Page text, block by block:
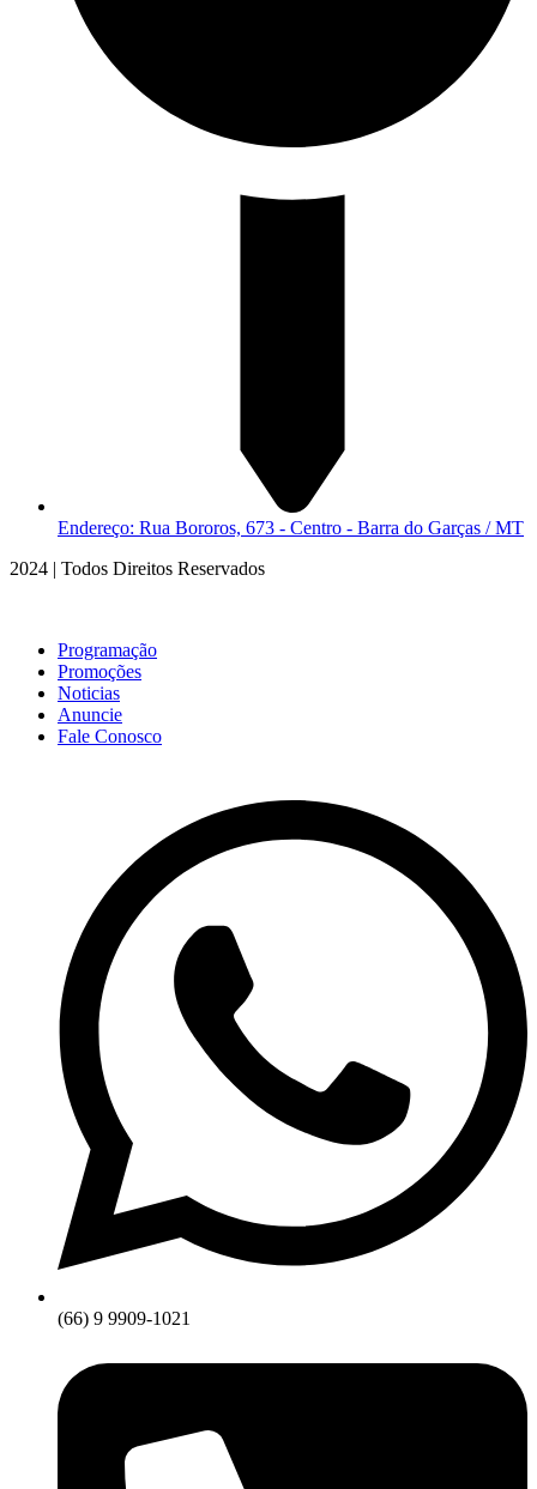
Endereço: Rua Bororos, 673 - Centro - Barra do Garças / MT
2024 | Todos Direitos Reservados
Programação
Promoções
Noticias
Anuncie
Fale Conosco
(66) 9 9909-1021